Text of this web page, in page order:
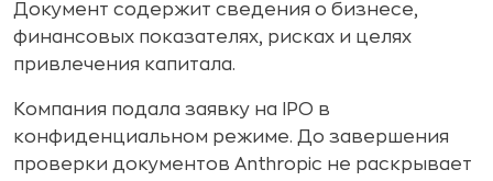
Документ содержит сведения о бизнесе,
финансовых показателях, рисках и целях
привлечения капитала.
Компания подала заявку на IPO в
конфиденциальном режиме. До завершения
проверки документов Anthropic не раскрывает